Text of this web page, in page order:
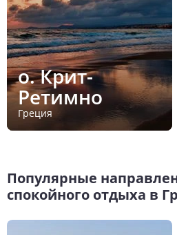
о. Крит-
Ретимно
Греция
Популярные
спокойного отдыха в